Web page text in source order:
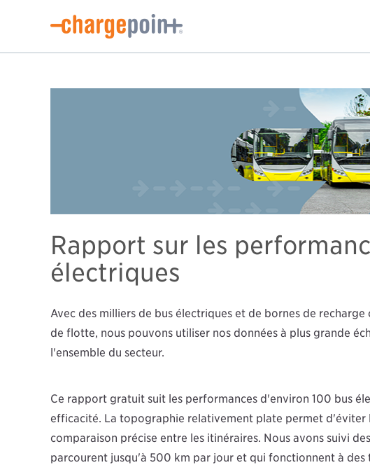
Rapport sur les
électriques
Avec des milliers de bus électriques et de bornes de
de flotte, nous pouvons utiliser nos données à plus grande
l'ensemble du secteur.
Ce rapport gratuit suit les performances d'environ 100 bus
efficacité. La topographie relativement plate permet d'éviter
comparaison précise entre les itinéraires. Nous avons suivi
parcourent jusqu'à 500 km par jour et qui fonctionnent à des